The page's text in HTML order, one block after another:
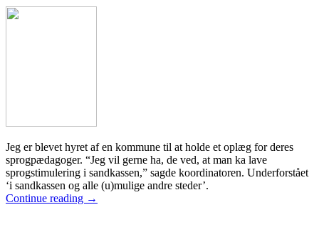
Jeg er blevet hyret af en kommune til at holde et oplæg for deres
sprogpædagoger. “Jeg vil gerne ha, de ved, at man ka lave
sprogstimulering i sandkassen,” sagde koordinatoren. Underforstået
‘i sandkassen og alle (u)mulige andre steder’.
Continue reading →